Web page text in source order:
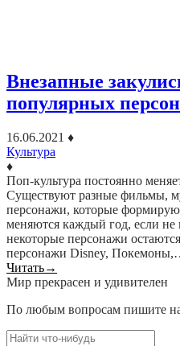
Внезапные
популярных
16.06.2021 ♦
Культура
♦
Поп-культура постоянно
Существуют разные фильмы,
персонажи, которые
меняются каждый год, если
некоторые персонажи
персонажи Disney,
Читать→
Мир прекрасен и удивителен
По любым вопросам пишите